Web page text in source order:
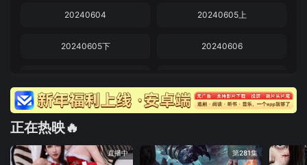
20240604 20240605上
20240605下 20240606
20240612下 20240612训练营
正在热映🔥
直播中 第281集